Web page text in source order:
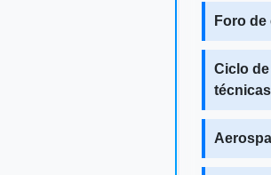
Foro
Ciclo
técnicas